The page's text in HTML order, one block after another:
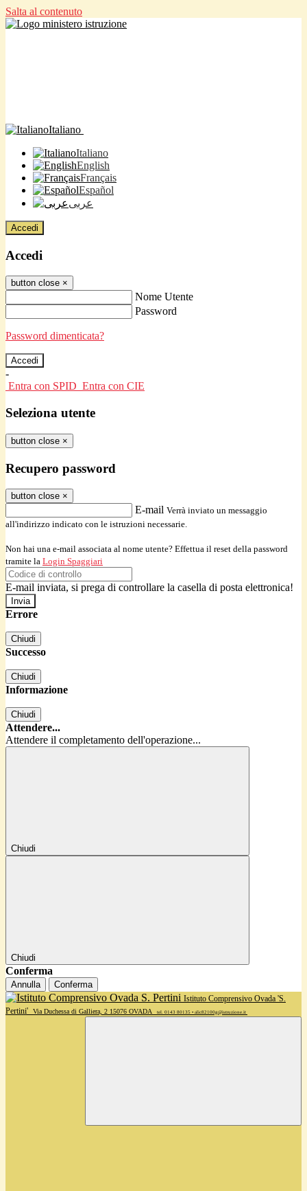
Salta al contenuto
Italiano
Italiano
English
Français
Español
عربى
Accedi
Accedi
button close ×
Nome Utente
Password
Password dimenticata?
-
Entra con SPID Entra con CIE
Seleziona utente
button close ×
Recupero password
button close ×
E-mail Verrà inviato un messaggio
all'indirizzo indicato con le istruzioni necessarie.
Non hai una e-mail associata al nome utente? Effettua il reset della password
tramite la Login Spaggiari
E-mail inviata, si prega di controllare la casella di posta elettronica!
Errore
Chiudi
Successo
Chiudi
Informazione
Chiudi
Attendere...
Attendere il completamento dell'operazione...
Chiudi
Chiudi
Conferma
Annulla Conferma
Istituto Comprensivo Ovada 'S.
Pertini'
Via Duchessa di Galliera, 2 15076 OVADA tel. 0143 80135 • alic82100g@istruzione.it